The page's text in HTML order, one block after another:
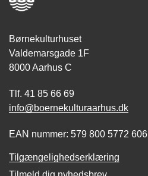
Børnekulturhuset
Valdemarsgade 1F
8000 Aarhus C
Tlf. 41 85 66 69
info@boernekulturaarhus.dk
EAN nummer: 579 800 5772 606
Tilgængelighedserklæring